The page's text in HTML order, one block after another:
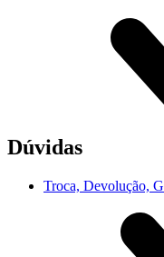
Dúvidas
Troca, Devolução,